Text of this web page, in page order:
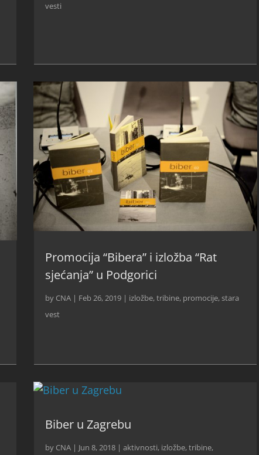
vesti
Promocija “Bibera” i izložba “Rat
sjećanja” u Podgorici
by CNA | Feb 26, 2019 | izložbe, tribine, promocije,stara
vest
Biber u Zagrebu
by CNA | Jun 8, 2018 |aktivnosti, izložbe, tribine,